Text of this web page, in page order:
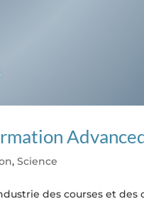
,Science
des courses et